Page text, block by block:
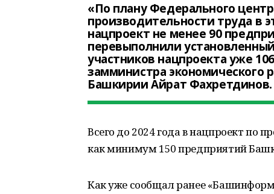
«По плану Федерального
производительности труда в
нацпроект не менее 90
перевыполнили
участников нацпроекта уже
замминистра экономического
Башкирии Айрат Фахретдинов.
Всего до 2024 года в нацпроект по
как минимум 150 предприятий
Как уже сообщал ранее